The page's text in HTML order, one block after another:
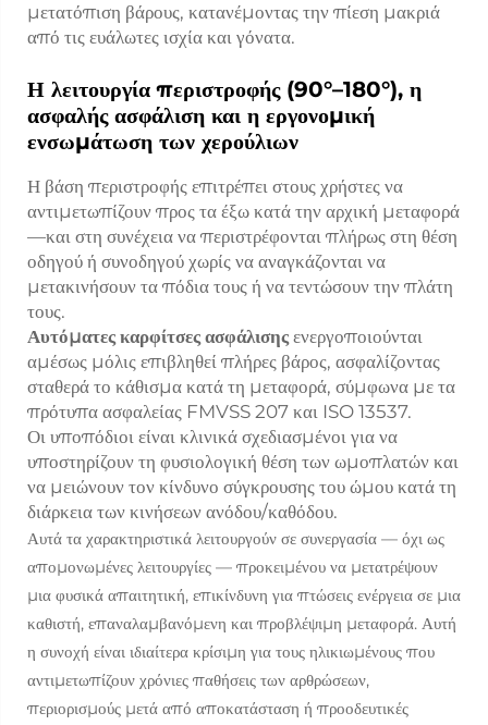
μετατόπιση βάρους, κατανέμοντας την πίεση μακριά
από τις ευάλωτες ισχία και γόνατα.
Η λειτουργία περιστροφής (90°–180°), η
ασφαλής ασφάλιση και η εργονομική
ενσωμάτωση των χερούλιων
Η βάση περιστροφής επιτρέπει στους χρήστες να
αντιμετωπίζουν προς τα έξω κατά την αρχική μεταφορά
—και στη συνέχεια να περιστρέφονται πλήρως στη θέση
οδηγού ή συνοδηγού χωρίς να αναγκάζονται να
μετακινήσουν τα πόδια τους ή να τεντώσουν την πλάτη
τους.
Αυτόματες καρφίτσες ασφάλισης ενεργοποιούνται
αμέσως μόλις επιβληθεί πλήρες βάρος, ασφαλίζοντας
σταθερά το κάθισμα κατά τη μεταφορά, σύμφωνα με τα
πρότυπα ασφαλείας FMVSS 207 και ISO 13537.
Οι υποπόδιοι είναι κλινικά σχεδιασμένοι για να
υποστηρίζουν τη φυσιολογική θέση των ωμοπλατών και
να μειώνουν τον κίνδυνο σύγκρουσης του ώμου κατά τη
διάρκεια των κινήσεων ανόδου/καθόδου.
Αυτά τα χαρακτηριστικά λειτουργούν σε συνεργασία — όχι ως
απομονωμένες λειτουργίες — προκειμένου να μετατρέψουν
μια φυσικά απαιτητική, επικίνδυνη για πτώσεις ενέργεια σε μια
καθιστή, επαναλαμβανόμενη και προβλέψιμη μεταφορά. Αυτή
η συνοχή είναι ιδιαίτερα κρίσιμη για τους ηλικιωμένους που
αντιμετωπίζουν χρόνιες παθήσεις των αρθρώσεων,
περιορισμούς μετά από αποκατάσταση ή προοδευτικές